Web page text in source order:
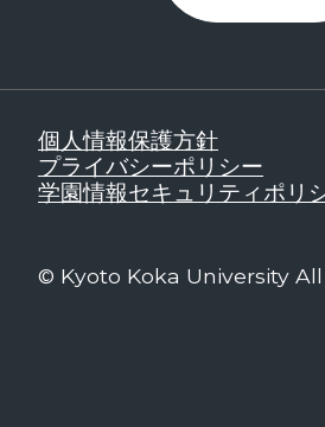
個人情報保護方針
プライバシーポリシー
学園情報セキュリティポリ
© Kyoto Koka University